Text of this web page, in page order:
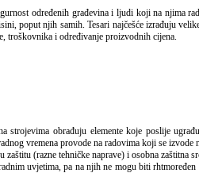
određenih građevina i ljudi koji na njima
poput njih samih. Tesari najčešće izrađuju
troškovnika i određivanje proizvodnih cijena.
vremena provode na radovima koji se izvode
(razne tehničke naprave) i osobna zaštitna
uvjetima, pa na njih ne mogu biti